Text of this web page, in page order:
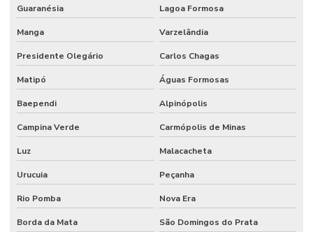
Terminal Hidráulico Fêmea Dko Mg
Terminal Hidráulico Fêmea Minas Gerais
Terminal Hidráulico Fêmea Para Mangueiras
Terminal Hidráulico Fêmea Unf Jic Minas Gerais
Terminal Hidráulico Flange
Terminal Hidráulico Flange Minas Gerais
Terminal Hidraulico Macho Fixo Em Minas Gerais
Guaranésia Lagoa Formosa
Manga Varzelândia
Presidente Olegário Carlos Chagas
Matipó Águas Formosas
Baependi Alpinópolis
Campina Verde Carmópolis de Minas
Luz Malacacheta
Urucuia Peçanha
Rio Pomba Nova Era
Borda da Mata São Domingos do Prata